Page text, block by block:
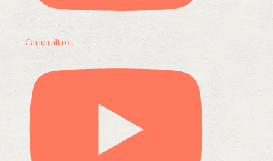
Carica altro...